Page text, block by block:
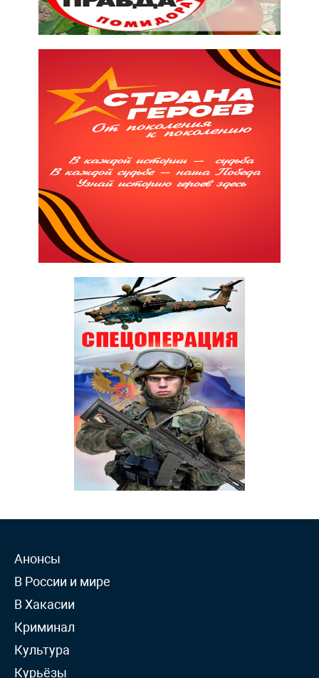
Анонсы
В России и мире
В Хакасии
Криминал
Культура
Курьёзы